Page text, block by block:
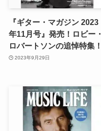
『ギター・マガジン 2023
年11月号』発売！ロビー・
ロバートソンの追悼特集！
2023年9月29日